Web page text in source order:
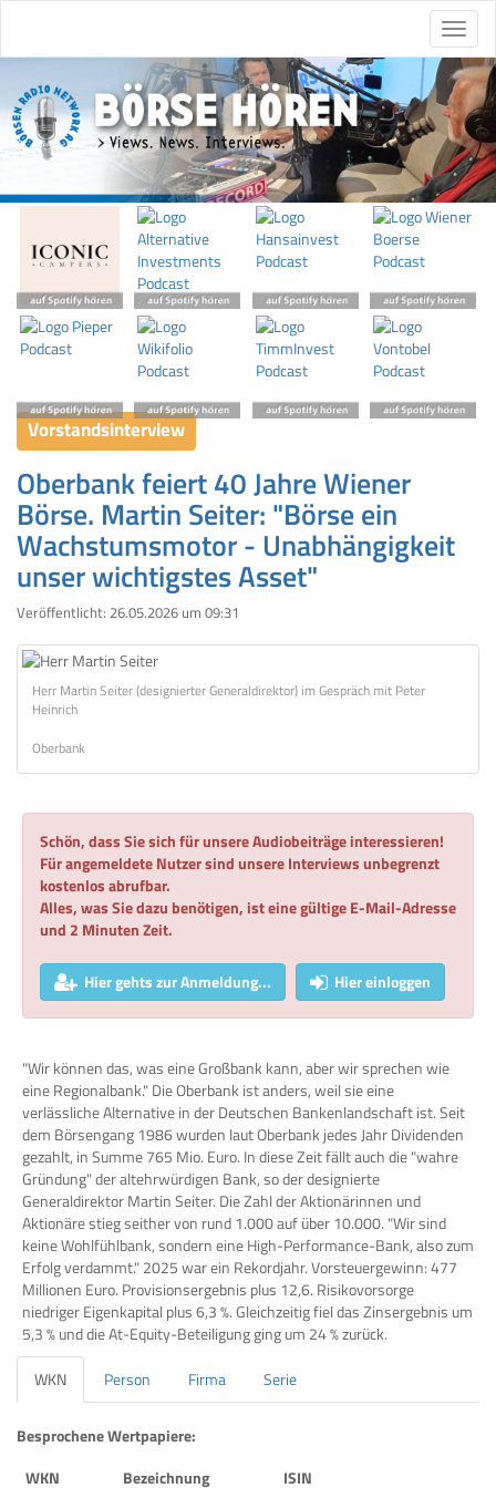
Vorstandsinterview
Oberbank feiert 40 Jahre Wiener
Börse. Martin Seiter: "Börse ein
Wachstumsmotor - Unabhängigkeit
unser wichtigstes Asset"
Veröffentlicht: 26.05.2026 um 09:31
Herr Martin Seiter (designierter Generaldirektor) im Gespräch mit Peter
Heinrich
Oberbank
Schön, dass Sie sich für unsere Audiobeiträge interessieren!
Für angemeldete Nutzer sind unsere Interviews unbegrenzt
kostenlos abrufbar.
Alles, was Sie dazu benötigen, ist eine gültige E-Mail-Adresse
und 2 Minuten Zeit.
Hier gehts zur Anmeldung... Hier einloggen
"Wir können das, was eine Großbank kann, aber wir sprechen wie
eine Regionalbank." Die Oberbank ist anders, weil sie eine
verlässliche Alternative in der Deutschen Bankenlandschaft ist. Seit
dem Börsengang 1986 wurden laut Oberbank jedes Jahr Dividenden
gezahlt, in Summe 765 Mio. Euro. In diese Zeit fällt auch die "wahre
Gründung" der altehrwürdigen Bank, so der designierte
Generaldirektor Martin Seiter. Die Zahl der Aktionärinnen und
Aktionäre stieg seither von rund 1.000 auf über 10.000. "Wir sind
keine Wohlfühlbank, sondern eine High-Performance-Bank, also zum
Erfolg verdammt." 2025 war ein Rekordjahr. Vorsteuergewinn: 477
Millionen Euro. Provisionsergebnis plus 12,6. Risikovorsorge
niedriger Eigenkapital plus 6,3 %. Gleichzeitig fiel das Zinsergebnis um
5,3 % und die At-Equity-Beteiligung ging um 24 % zurück.
WKN
Person Firma Serie
Besprochene Wertpapiere:
WKN
Bezeichnung ISIN